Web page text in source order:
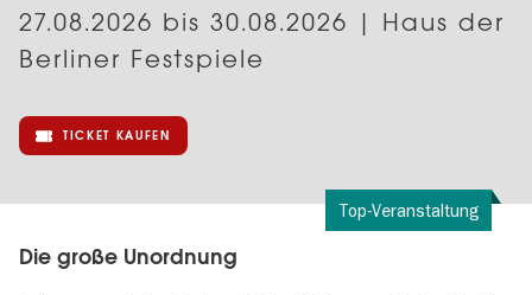
27.08.2026 bis 30.08.2026 | Haus der
Berliner Festspiele
TICKET KAUFEN
Top-Veranstaltung
Die große Unordnung